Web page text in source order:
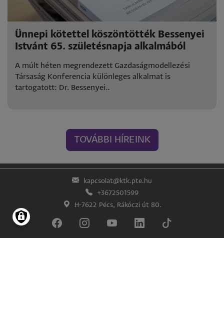
Ünnepi kötettel köszöntötték Bessenyei
Istvánt 65. születésnapja alkalmából
A múlt héten megrendezett Gazdaságmodellezési
Társaság Konferencia különleges alkalmat is
tartogatott: Dr. Bessenyei..
TOVÁBBI HÍREINK
kapcsolat@ktk.pte.hu
+3672501599
H-7622 Pécs, Rákóczi út 80.